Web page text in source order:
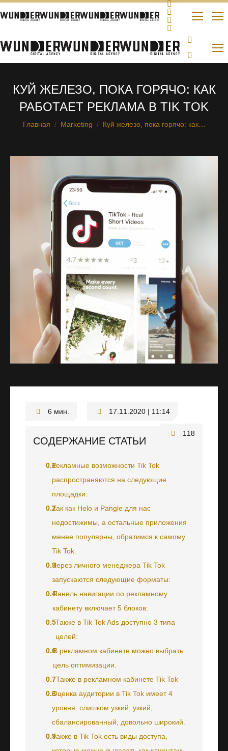
КУЙ ЖЕЛЕЗО, ПОКА ГОРЯЧО: КАК
РАБОТАЕТ РЕКЛАМА В TIK TOK
Вы здесь:
Главная Marketing Куй железо, пока горячо: как…
17.11.2020 | 11:14
118
СОДЕРЖАНИЕ СТАТЬИ
0.1Рекламные возможности Tik Tok
распространяются на следующие
площадки:
0.2Так как Helo и Pangle для нас
недостижимы, а остальные приложения
менее популярны, обратимся к самому
Tik Tok.
0.3Через личного менеджера Tik Tok
запускаются следующие форматы:
0.4Панель навигации по рекламному
кабинету включает 5 блоков:
0.5Также в Tik Tok Ads доступно 3 типа
целей:
0.6В рекламном кабинете можно выбрать
цель оптимизации.
0.7Также в рекламном кабинете Tik Tok
0.8Оценка аудитории в Tik Tok имеет 4
уровня: слишком узкий, узкий,
сбалансированный, довольно широкий.
0.9Также в Tik Tok есть виды доступа,